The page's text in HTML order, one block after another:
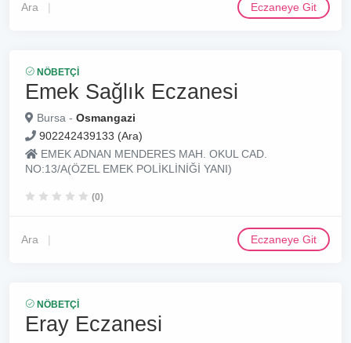
Ara Eczaneye Git
NÖBETÇI
Emek Sağlık Eczanesi
Bursa - Osmangazi
902242439133 (Ara)
EMEK ADNAN MENDERES MAH. OKUL CAD.
NO:13/A(ÖZEL EMEK POLİKLİNİĞİ YANI)
(0)
Ara Eczaneye Git
NÖBETÇI
Eray Eczanesi